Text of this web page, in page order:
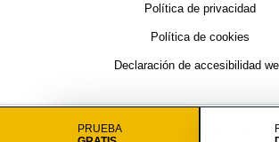
PRUEBA
Política de privacidad
Política de cookies
Declaración de accesibilidad
© 2026 Timely. Todos los derechos